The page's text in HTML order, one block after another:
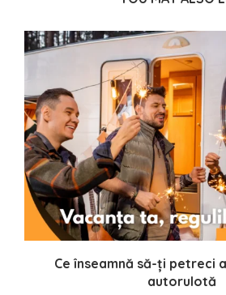
Ce înseamnă să-ți petreci
autorulotă